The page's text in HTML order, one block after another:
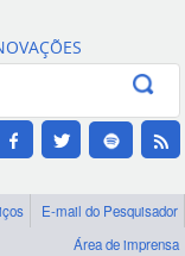
Canais
E-mail do Pesquisador
Área de imprensa